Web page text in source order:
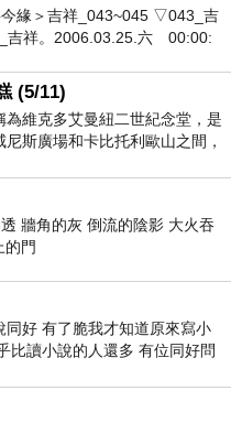
緣＞吉祥_043~045 ▽043_吉
祥。2006.03.25.六 00:00:
(5/11)
為維克多艾曼紐二世紀念堂，是
斯廣場和卡比托利歐山之間，
統一後的的第一位國
牆角的灰 倒流的陰影 大火吞
的門
同好 有了脆我才知道原來寫小
比讀小說的人還多 有位同好問
什麼高中文學獎的